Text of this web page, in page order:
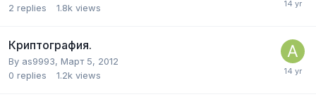
2 replies 1.8k views
Криптография.
By as9993, Март 5, 2012
0 replies 1.2k views